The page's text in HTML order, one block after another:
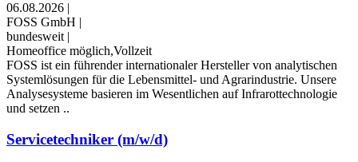
06.08.2026 |
FOSS GmbH |
bundesweit |
Homeoffice möglich,Vollzeit
FOSS ist ein führender internationaler Hersteller von analytischen
Systemlösungen für die Lebensmittel- und Agrarindustrie. Unsere
Analysesysteme basieren im Wesentlichen auf Infrarottechnologie
und setzen ..
Servicetechniker (m/w/d)